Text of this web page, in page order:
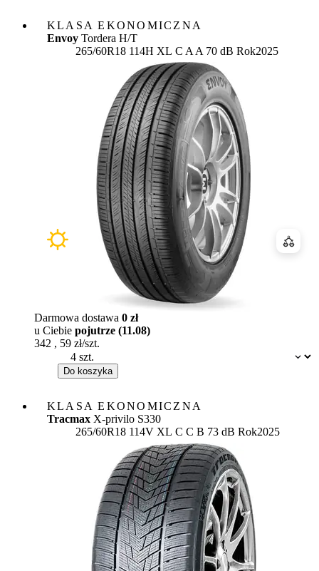
KLASA EKONOMICZNA
Envoy Tordera H/T
265/60R18 114H XL Etykieta:
C A A 70 dB Rok2025
Dostępność:
Darmowa dostawa 0 zł
u Ciebie pojutrze (11.08)
342 , 59 zł/szt.
Do koszyka
KLASA EKONOMICZNA
Tracmax X-privilo S330
265/60R18 114V XL Etykieta:
C C B 73 dB Rok2025